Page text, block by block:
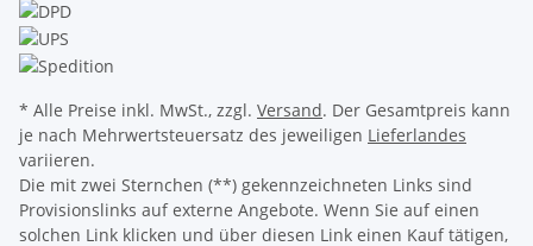
* Alle Preise inkl. MwSt., zzgl. Versand. Der Gesamtpreis kann
je nach Mehrwertsteuersatz des jeweiligen Lieferlandes
variieren.
Die mit zwei Sternchen (**) gekennzeichneten Links sind
Provisionslinks auf externe Angebote. Wenn Sie auf einen
solchen Link klicken und über diesen Link einen Kauf tätigen,